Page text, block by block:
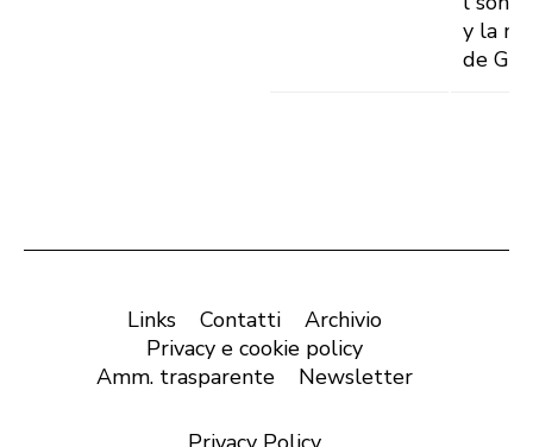
y la
de
Links Contatti
Archivio
Privacy e cookie policy
Amm. trasparente
Newsletter